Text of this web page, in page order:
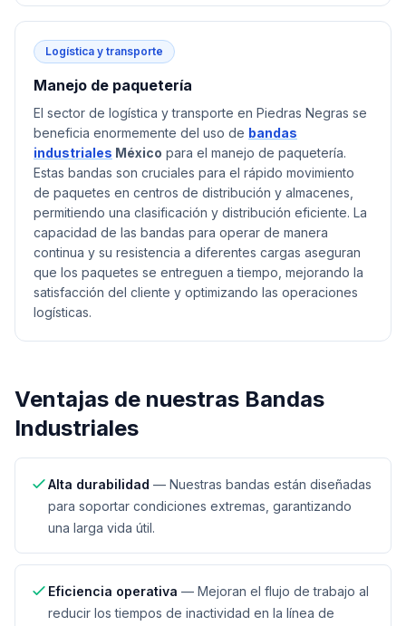
Logística y transporte
Manejo de paquetería
El sector de logística y transporte en Piedras Negras se
beneficia enormemente del uso de bandas
industriales México para el manejo de paquetería.
Estas bandas son cruciales para el rápido movimiento
de paquetes en centros de distribución y almacenes,
permitiendo una clasificación y distribución eficiente. La
capacidad de las bandas para operar de manera
continua y su resistencia a diferentes cargas aseguran
que los paquetes se entreguen a tiempo, mejorando la
satisfacción del cliente y optimizando las operaciones
logísticas.
Ventajas de nuestras Bandas
Industriales
Alta durabilidad — Nuestras bandas están diseñadas
para soportar condiciones extremas, garantizando
una larga vida útil.
Eficiencia operativa — Mejoran el flujo de trabajo al
reducir los tiempos de inactividad en la línea de